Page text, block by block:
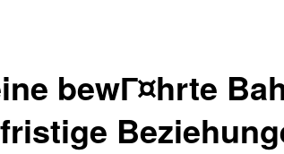
bewГ¤hrte